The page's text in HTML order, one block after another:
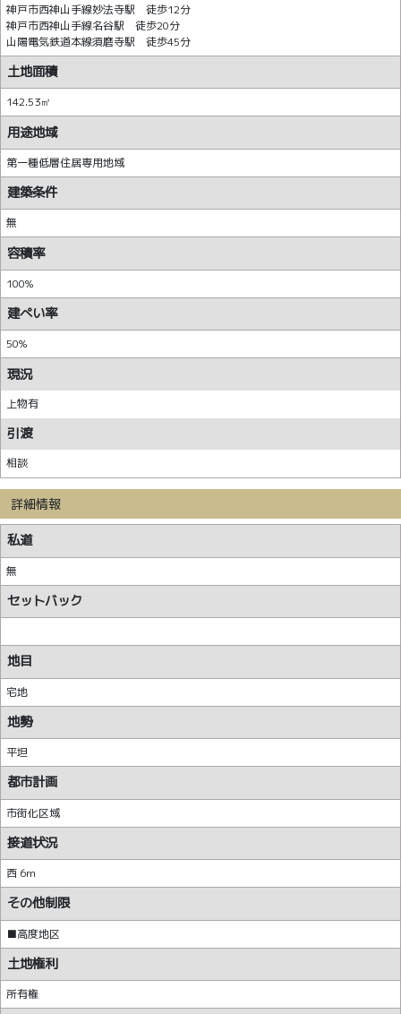
神戸市西神山手線妙法寺駅 徒歩12分
神戸市西神山手線名谷駅 徒歩20分
山陽電気鉄道本線須磨寺駅 徒歩45分
土地面積
142.53㎡
用途地域
第一種低層住居専用地域
建築条件
無
容積率
100%
建ぺい率
50%
現況
上物有
引渡
相談
詳細情報
私道
無
セットバック
地目
宅地
地勢
平坦
都市計画
市街化区域
接道状況
西 6m
その他制限
■高度地区
土地権利
所有権